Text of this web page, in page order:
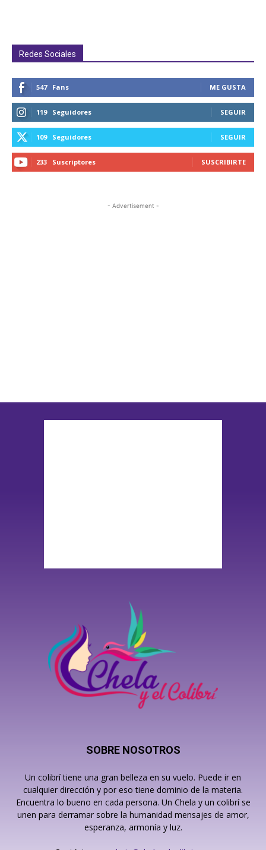
Redes Sociales
547 Fans ME GUSTA
119 Seguidores SEGUIR
109 Seguidores SEGUIR
233 Suscriptores SUSCRIBIRTE
- Advertisement -
SOBRE NOSOTROS
Un colibrí tiene una gran belleza en su vuelo. Puede ir en
cualquier dirección y por eso tiene dominio de la materia.
Encuentra lo bueno en cada persona. Un Chela y un colibrí se
unen para derramar sobre la humanidad mensajes de amor,
esperanza, armonía y luz.